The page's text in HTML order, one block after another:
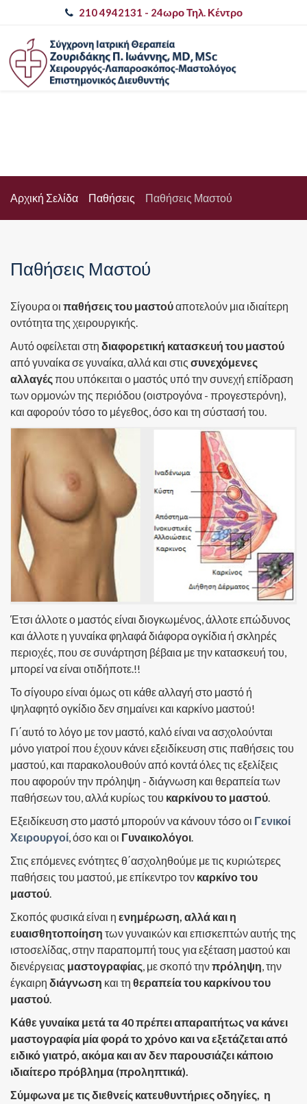
210 4942131 - 24ωρο Τηλ. Κέντρο
Αρχική Σελίδα Παθήσεις Παθήσεις Μαστού
Παθήσεις Μαστού
Σίγουρα οι παθήσεις του μαστούαποτελούν μια ιδιαίτερη
οντότητα της χειρουργικής.
Αυτό οφείλεται στη διαφορετική κατασκευή του μαστού
από γυναίκα σε γυναίκα, αλλά και στις συνεχόμενες
αλλαγέςπου υπόκειται ο μαστός υπό την συνεχή επίδραση
των ορμονών της περιόδου (οιστρογόνα - προγεστερόνη),
και αφορούν τόσο το μέγεθος, όσο και τη σύστασή του.
Έτσι άλλοτε ο μαστός είναι διογκωμένος, άλλοτε επώδυνος
και άλλοτε η γυναίκα φηλαφά διάφορα ογκίδια ή σκληρές
περιοχές, που σε συνάρτηση βέβαια με την κατασκευή του,
μπορεί να είναι οτιδήποτε.!!
Το σίγουρο είναι όμως οτι κάθε αλλαγή στο μαστό ή
ψηλαφητό ογκίδιο δεν σημαίνει και καρκίνο μαστού!
Γι΄αυτό το λόγο με τον μαστό, καλό είναι να ασχολούνται
μόνο γιατροί που έχουν κάνει εξειδίκευση στις παθήσεις του
μαστού, και παρακολουθούν από κοντά όλες τις εξελίξεις
που αφορούν την πρόληψη - διάγνωση και θεραπεία των
παθήσεων του, αλλά κυρίως του καρκίνου το μαστού.
Εξειδίκευση στο μαστό μπορούν να κάνουν τόσο οι Γενικοί
Χειρουργοί, όσο και οι Γυναικολόγοι.
Στις επόμενες ενότητες θ΄ασχοληθούμε με τις κυριώτερες
παθήσεις του μαστού, με επίκεντρο τον καρκίνο του
μαστού.
Σκοπός φυσικά είναι η ενημέρωση, αλλά και η
ευαισθητοποίηση των γυναικών και επισκεπτών αυτής της
ιστοσελίδας, στην παραπομπή τους για εξέταση μαστού και
διενέργειας μαστογραφίας, με σκοπό τηνπρόληψη, την
έγκαιρη διάγνωση και τη θεραπεία του καρκίνου του
μαστού.
Κάθε γυναίκα μετά τα 40 πρέπει απαραιτήτως να κάνει
μαστογραφία μία φορά το χρόνο και να εξετάζεται από
ειδικό γιατρό, ακόμα και αν δεν παρουσιάζει κάποιο
ιδιαίτερο πρόβλημα (προληπτικά).
Σύμφωνα με τις διεθνείς κατευθυντήριες οδηγίες, η